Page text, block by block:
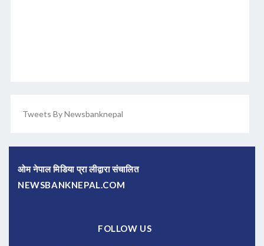
Tweets By Newsbanknepal
ओम नेपाल मिडिया प्रा लीद्वारा संचालित
NEWSBANKNEPAL.COM
FOLLOW US